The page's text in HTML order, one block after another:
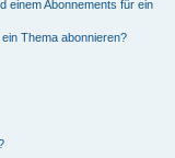
einem Abonnements für ein
Thema abonnieren?